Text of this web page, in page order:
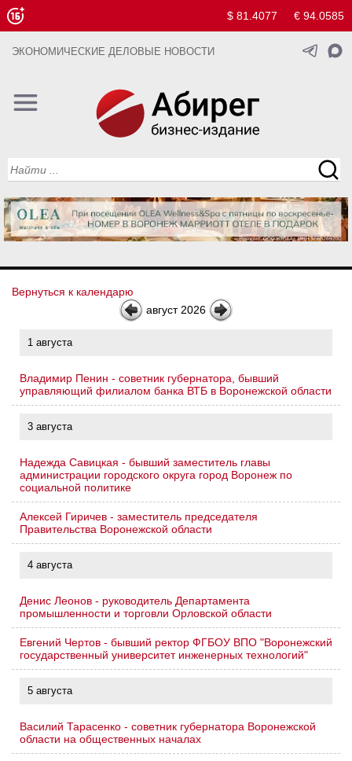
$ 81.4077 € 94.0585
ЭКОНОМИЧЕСКИЕ ДЕЛОВЫЕ НОВОСТИ
Вернуться к календарю
август 2026
1 августа
Владимир Пенин - советник губернатора, бывший
управляющий филиалом банка ВТБ в Воронежской области
3 августа
Надежда Савицкая - бывший заместитель главы
администрации городского округа город Воронеж по
социальной политике
Алексей Гиричев - заместитель председателя
Правительства Воронежской области
4 августа
Денис Леонов - руководитель Департамента
промышленности и торговли Орловской области
Евгений Чертов - бывший ректор ФГБОУ ВПО "Воронежский
государственный университет инженерных технологий"
5 августа
Василий Тарасенко - советник губернатора Воронежской
области на общественных началах